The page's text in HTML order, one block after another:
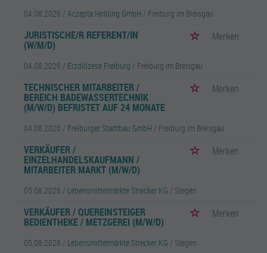
04.08.2026 / Aczepta Holding GmbH / Freiburg im Breisgau
JURISTISCHE/R REFERENT/IN
(W/M/D)
Merken
04.08.2026 / Erzdiözese Freiburg / Freiburg im Breisgau
TECHNISCHER MITARBEITER /
BEREICH BADEWASSERTECHNIK
(M/W/D) BEFRISTET AUF 24 MONATE
Merken
04.08.2026 / Freiburger Stadtbau GmbH / Freiburg im Breisgau
VERKÄUFER /
EINZELHANDELSKAUFMANN /
MITARBEITER MARKT (M/W/D)
Merken
05.08.2026 / Lebensmittelmärkte Strecker KG / Stegen
VERKÄUFER / QUEREINSTEIGER
BEDIENTHEKE / METZGEREI (M/W/D)
Merken
05.08.2026 / Lebensmittelmärkte Strecker KG / Stegen